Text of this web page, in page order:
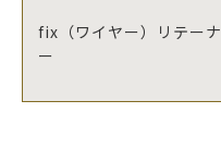
fix（ワイヤー）リテーナ
ー